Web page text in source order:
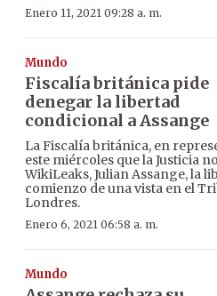
Enero 11, 2021 09:28 a. m.
Mundo
Fiscalía británica pide
denegar la libertad
condicional a Assange
La Fiscalía británica, en
este miércoles que la Justicia
WikiLeaks, Julian Assange, la
comienzo de una vista en el
Londres.
Enero 6, 2021 06:58 a. m.
Mundo